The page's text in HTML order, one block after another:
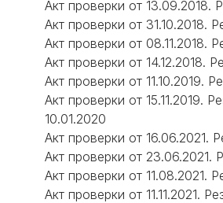
Акт проверки от 13.09.2018.
Акт проверки от 31.10.2018.
Акт проверки от 08.11.2018.
Акт проверки от 14.12.2018.
Акт проверки от 11.10.2019.
Акт проверки от 15.11.2019.
10.01.2020
Акт проверки от 16.06.2021.
Акт проверки от 23.06.2021.
Акт проверки от 11.08.2021.
Акт проверки от 11.11.2021.